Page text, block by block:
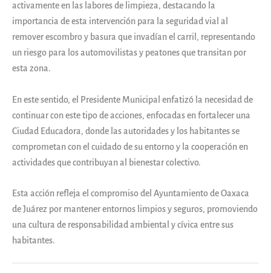
activamente en las labores de limpieza, destacando la
importancia de esta intervención para la seguridad vial al
remover escombro y basura que invadían el carril, representando
un riesgo para los automovilistas y peatones que transitan por
esta zona.
En este sentido, el Presidente Municipal enfatizó la necesidad de
continuar con este tipo de acciones, enfocadas en fortalecer una
Ciudad Educadora, donde las autoridades y los habitantes se
comprometan con el cuidado de su entorno y la cooperación en
actividades que contribuyan al bienestar colectivo.
Esta acción refleja el compromiso del Ayuntamiento de Oaxaca
de Juárez por mantener entornos limpios y seguros, promoviendo
una cultura de responsabilidad ambiental y cívica entre sus
habitantes.